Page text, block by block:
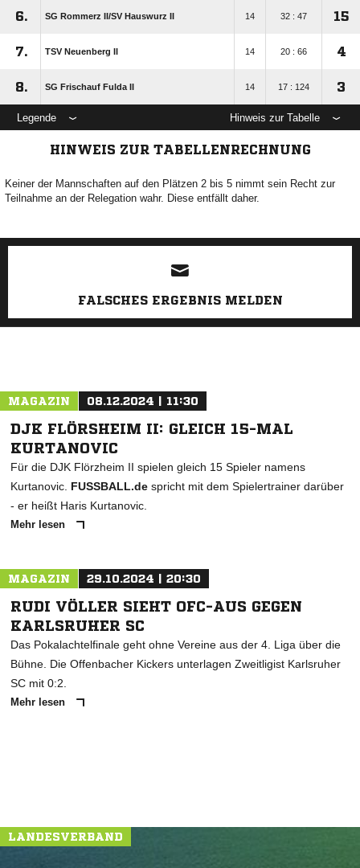
6. SG Rommerz II/​SV Hauswurz II 14 32 : 47 15
7. TSV Neuenberg II 14 20 : 66 4
8. SG Frischauf Fulda II 14 17 : 124 3
Legende Hinweis zur Tabelle
HINWEIS ZUR TABELLENRECHNUNG
Keiner der Mannschaften auf den Plätzen 2 bis 5 nimmt sein Recht zur
Teilnahme an der Relegation wahr. Diese entfällt daher.
ANZEIGE
FALSCHES ERGEBNIS MELDEN
MAGAZIN 08.12.2024 | 11:30
DJK FLÖRSHEIM II: GLEICH 15-MAL
KURTANOVIC
Für die DJK Flörzheim II spielen gleich 15 Spieler namens
Kurtanovic. FUSSBALL.de spricht mit dem Spielertrainer darüber
- er heißt Haris Kurtanovic.
Mehr lesen
MAGAZIN 29.10.2024 | 20:30
RUDI VÖLLER SIEHT OFC-AUS GEGEN
KARLSRUHER SC
Das Pokalachtelfinale geht ohne Vereine aus der 4. Liga über die
Bühne. Die Offenbacher Kickers unterlagen Zweitligist Karlsruher
SC mit 0:2.
Mehr lesen
LANDESVERBAND